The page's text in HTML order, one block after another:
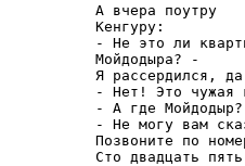
А вчера поутру
Кенгуру:
- Не это ли
Мойдодыра? -
Я рассердился,
- Нет! Это чужая
- А где Мойдодыр?
- Не могу вам
Позвоните по
Сто двадцать